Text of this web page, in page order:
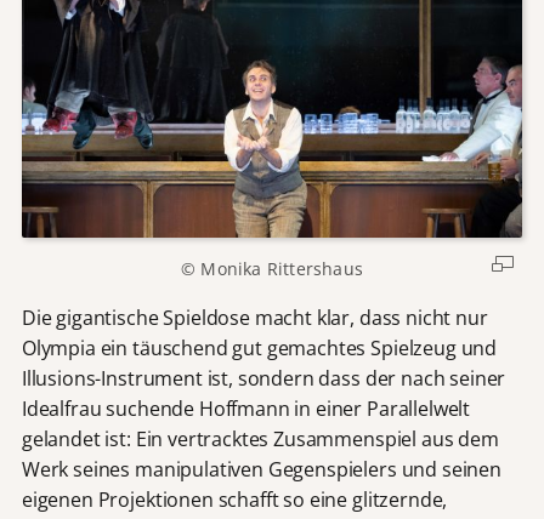
© Monika Rittershaus
Die gigantische Spieldose macht klar, dass nicht nur
Olympia ein täuschend gut gemachtes Spielzeug und
Illusions-Instrument ist, sondern dass der nach seiner
Idealfrau suchende Hoffmann in einer Parallelwelt
gelandet ist: Ein vertracktes Zusammenspiel aus dem
Werk seines manipulativen Gegenspielers und seinen
eigenen Projektionen schafft so eine glitzernde,